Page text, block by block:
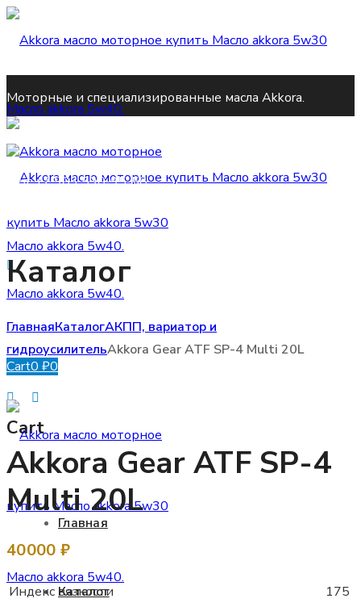
Cart0 ₽0
Cart
Главная
Каталог
Моторные и специализированные масла Akkora.
Тел:+7 903 590-95-58
Каталог
ГлавнаяКаталогАКПП, вариатор и
гидроусилительAkkora Gear ATF SP-4 Multi 20L
Akkora Gear ATF SP-4
Multi 20L
40000 ₽
Индекс вязкости
175